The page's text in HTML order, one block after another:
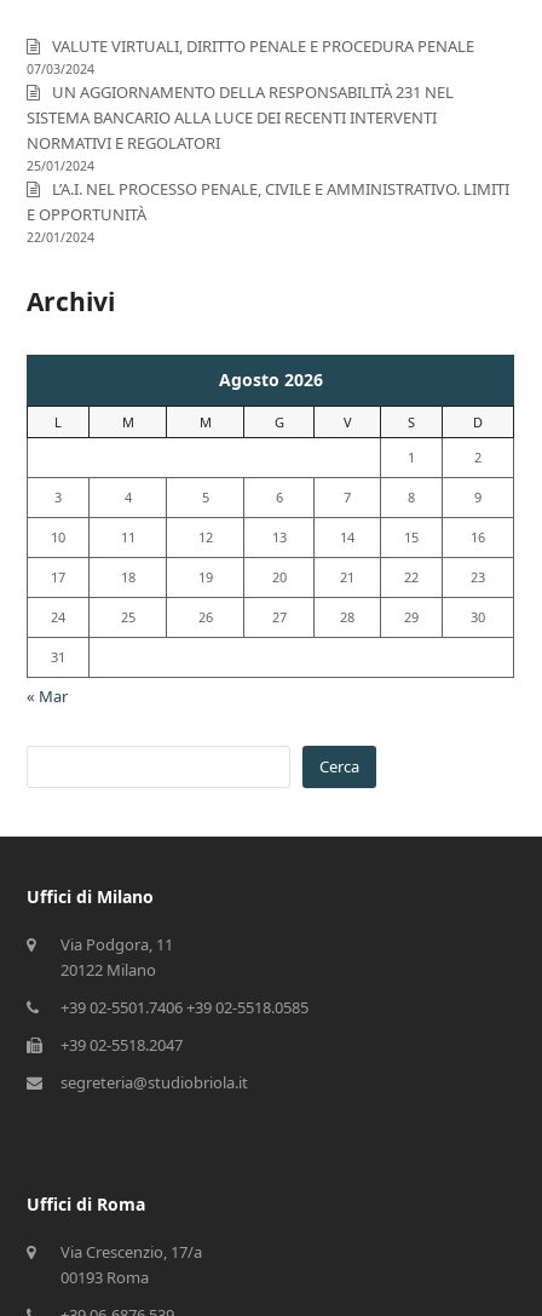
VALUTE VIRTUALI, DIRITTO PENALE E PROCEDURA PENALE
07/03/2024
UN AGGIORNAMENTO DELLA RESPONSABILITÀ 231 NEL
SISTEMA BANCARIO ALLA LUCE DEI RECENTI INTERVENTI
NORMATIVI E REGOLATORI
25/01/2024
L’A.I. NEL PROCESSO PENALE, CIVILE E AMMINISTRATIVO. LIMITI
E OPPORTUNITÀ
22/01/2024
Archivi
Agosto 2026
L M M G V S
D
1
2
3 4 5 6 7 8 9
10 11 12 13 14 15 16
17 18 19 20 21 22 23
24 25 26 27 28 29 30
31
« Mar
Cerca
Uffici di Milano
Via Podgora, 11
20122 Milano
+39 02-5501.7406 +39 02-5518.0585
+39 02-5518.2047
segreteria@studiobriola.it
Uffici di Roma
Via Crescenzio, 17/a
00193 Roma